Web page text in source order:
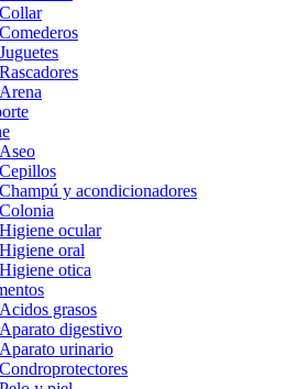
Collar
Comederos
Juguetes
Rascadores
Arena
Aseo
Cepillos
Champú y acondicionadores
Colonia
Higiene ocular
Higiene oral
Higiene otica
Acidos grasos
Aparato digestivo
Aparato urinario
Condroprotectores